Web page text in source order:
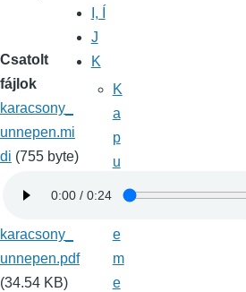
Csatolt
fájlok
karacsony_
unnepen.mi
di (755 byte)
karacsony_
unnepen.pdf
(34.54 KB)
I, Í
J
K
K
a
p
u
e
m
e